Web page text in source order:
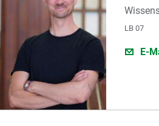
LB 07
E-